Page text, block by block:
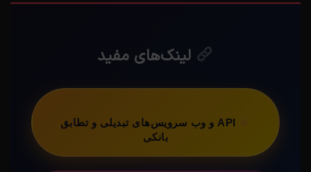
لینک‌های مفید
API و وب سرویس‌های تبدیلی و تطابق
بانکی